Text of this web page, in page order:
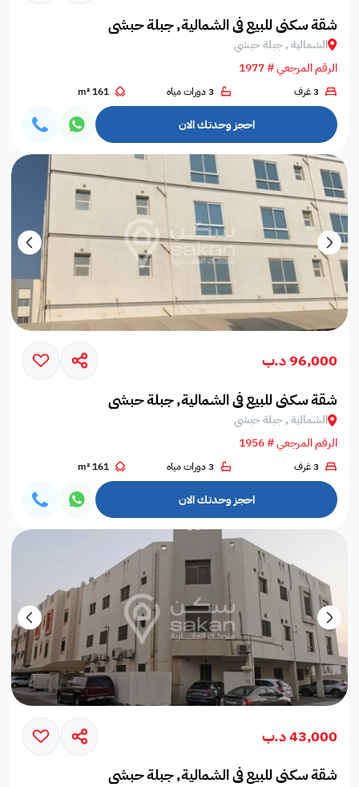
شقة سكني للبيع في الشمالية, جبلة حبشي
الشمالية , جبلة حبشي
الرقم المرجعي # 1977
3 غرف 3 دورات مياه 161 m²
احجز وحدتك الان
96,000 د.ب
شقة سكني للبيع في الشمالية, جبلة حبشي
الشمالية , جبلة حبشي
الرقم المرجعي # 1956
3 غرف 3 دورات مياه 161 m²
احجز وحدتك الان
43,000 د.ب
شقة سكني للبيع في الشمالية, جبلة حبشي